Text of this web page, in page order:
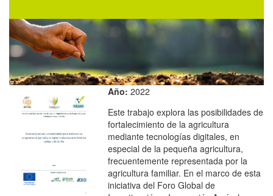
Año: 2022
Este trabajo explora las posibilidades de
fortalecimiento de la agricultura
mediante tecnologías digitales, en
especial de la pequeña agricultura,
frecuentemente representada por la
agricultura familiar. En el marco de esta
iniciativa del Foro Global de